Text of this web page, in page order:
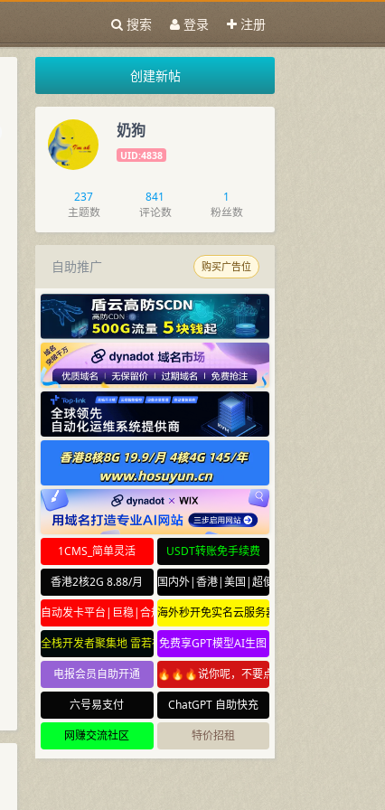
搜索 登录 注册
创建新帖
奶狗
UID:4838
237
主题数
841
评论数
1
粉丝数
自助推广 购买广告位
1CMS_简单灵活
USDT转账免手续费
香港2核2G 8.88/月
国内外|香港|美国|超便宜云服务器
自动发卡平台|巨稳|合规海外秒开免实名云服务器
全栈开发者聚集地 雷若社区 leiruo.com
免费享GPT模型AI生图
电报会员自助开通
🔥🔥🔥说你呢，不要点🔥🔥🔥
六号易支付
ChatGPT 自助快充
网赚交流社区
特价招租